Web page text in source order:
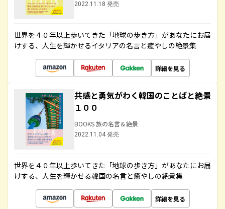
2022.11.18 発売
世界を４０年以上歩いてきた「地球の歩き方」があなたにお届
けする、人生を輝かせるイタリアの名言と癒やしの絶景集
詳細を見る
共感と勇気がわく韓国のことばと絶景
１００
BOOKS 旅の名言＆絶景
2022.11.04 発売
世界を４０年以上歩いてきた「地球の歩き方」があなたにお届
けする、人生を輝かせる韓国の名言と癒やしの絶景集
詳細を見る